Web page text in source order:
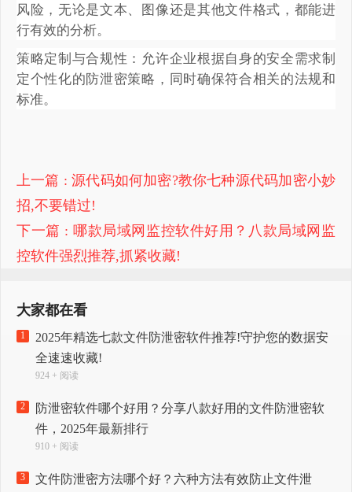
风险，无论是文本、图像还是其他文件格式，都能进
行有效的分析。
策略定制与合规性：允许企业根据自身的安全需求制
定个性化的防泄密策略，同时确保符合相关的法规和
标准。
上一篇 : 源代码如何加密?教你七种源代码加密小妙
招,不要错过!
下一篇 : 哪款局域网监控软件好用？八款局域网监
控软件强烈推荐,抓紧收藏!
大家都在看
1
2025年精选七款文件防泄密软件推荐!守护您的数据安
全速速收藏!
924 + 阅读
2
防泄密软件哪个好用？分享八款好用的文件防泄密软
件，2025年最新排行
910 + 阅读
3
文件防泄密方法哪个好？六种方法有效防止文件泄